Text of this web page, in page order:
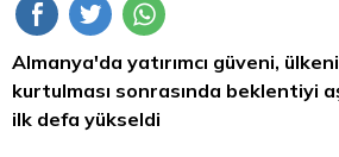
Almanya'da yatırımcı güveni,
kurtulması sonrasında beklentiyi
ilk defa yükseldi